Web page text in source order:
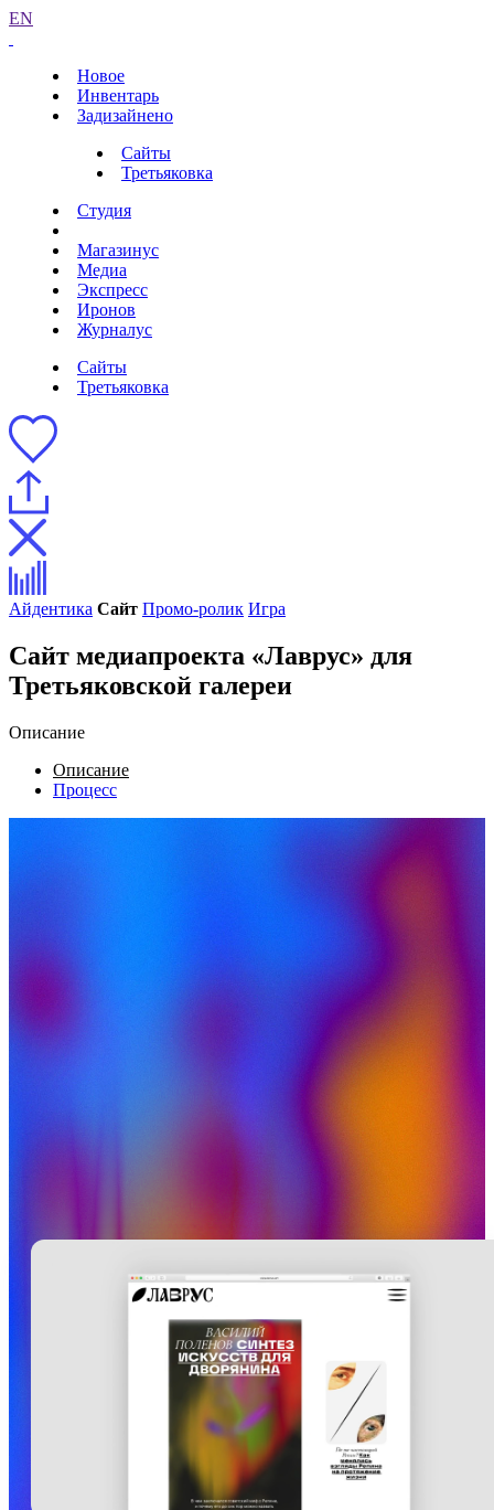
EN
Новое
Инвентарь
Задизайнено
Сайты
Третьяковка
Студия
Магазинус
Медиа
Экспресс
Иронов
Журналус
Сайты
Третьяковка
Айдентика Сайт Промо-ролик Игра
Сайт медиапроекта «Лаврус» для
Третьяковской галереи
Описание
Описание
Процесс